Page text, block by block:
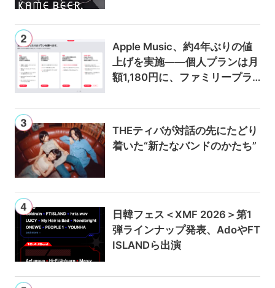
Apple Music、約4年ぶりの値
上げを実施——個人プランは月
額1,180円に、ファミリープラ
THEティバが対話の先にたどり
着いた“新たなバンドのかたち”
日韓フェス＜XMF 2026＞第1
弾ラインナップ発表、AdoやFT
ISLANDら出演